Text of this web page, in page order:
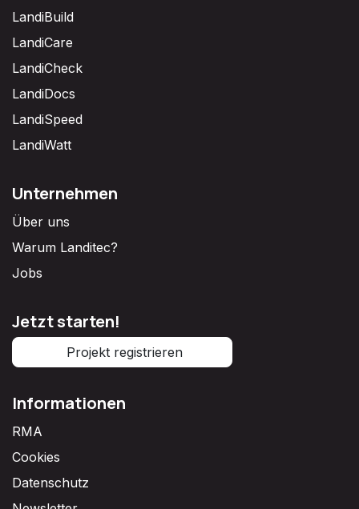
LandiBuild
LandiCare
LandiCheck
LandiDocs
LandiSpeed
LandiWatt
Unternehmen
Über uns
Warum Landitec?
Jobs
Jetzt starten!
Projekt registrieren
Informationen
RMA
Cookies
Datenschutz